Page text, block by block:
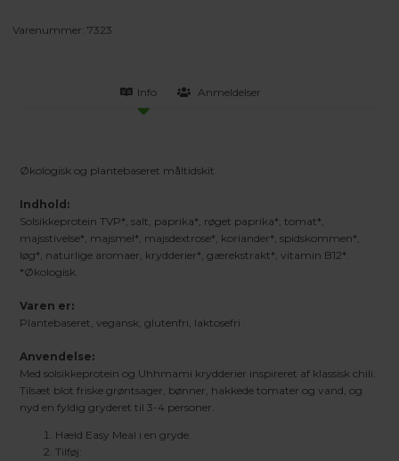
Varenummer:7323
Info Anmeldelser
Økologisk og plantebaseret måltidskit.
Indhold:
Solsikkeprotein TVP*, salt, paprika*, røget paprika*, tomat*,
majsstivelse*, majsmel*, majsdextrose*, koriander*, spidskommen*,
løg*, naturlige aromaer, krydderier*, gærekstrakt*, vitamin B12*.
*Økologisk.
Varen er:
Plantebaseret, vegansk, glutenfri, laktosefri
Anvendelse:
Med solsikkeprotein og Uhhmami krydderier inspireret af klassisk chili.
Tilsæt blot friske grøntsager, bønner, hakkede tomater og vand, og
nyd en fyldig gryderet til 3-4 personer.
Hæld Easy Meal i en gryde.
Tilføj: